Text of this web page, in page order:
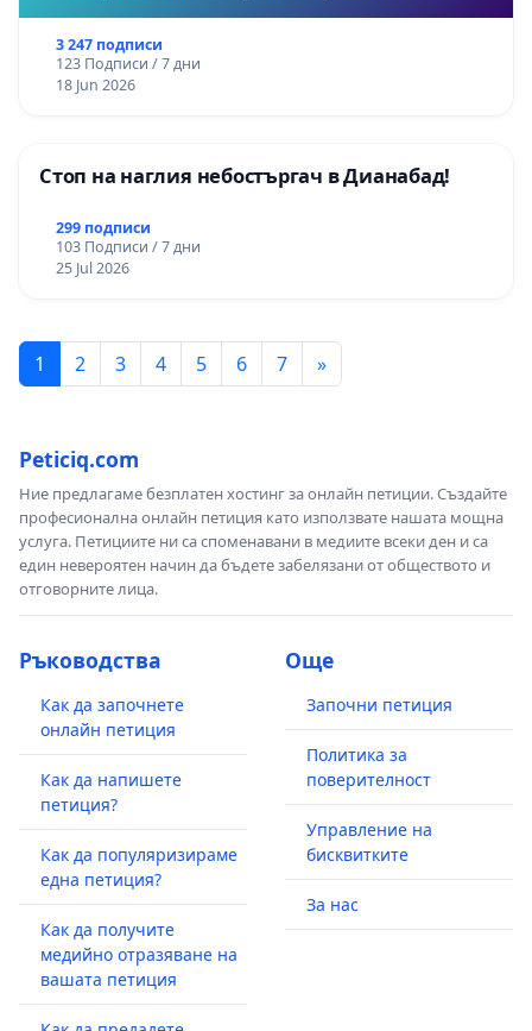
3 247 подписи
123 Подписи / 7 дни
18 Jun 2026
Стоп на наглия небостъргач в Дианабад!
299 подписи
103 Подписи / 7 дни
25 Jul 2026
1 2 3 4 5 6 7 »
Peticiq.com
Ние предлагаме безплатен хостинг за онлайн петиции. Създайте
професионална онлайн петиция като използвате нашата мощна
услуга. Петициите ни са споменавани в медиите всеки ден и са
един невероятен начин да бъдете забелязани от обществото и
отговорните лица.
Ръководства
Как да започнете
онлайн петиция
Как да напишете
петиция?
Как да популяризираме
една петиция?
Как да получите
медийно отразяване на
вашата петиция
Още
Започни петиция
Политика за
поверителност
Управление на
бисквитките
За нас